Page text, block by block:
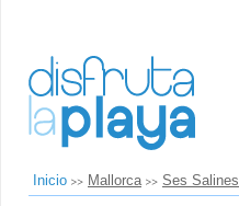
Inicio Mallorca Ses Salines